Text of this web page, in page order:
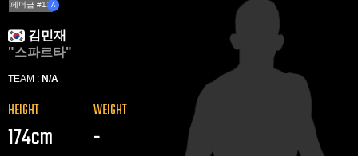
페더급 #11 A
김민재
"스파르타"
TEAM : N/A
HEIGHT
174cm
WEIGHT
-